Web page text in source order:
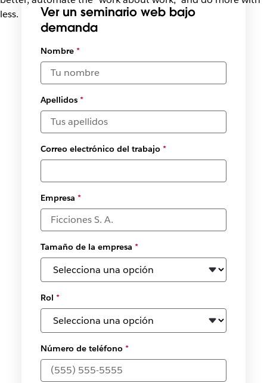
less.
Ver un seminario web bajo
demanda
Seleccionar
fechas y
zonas
horarias
disponibles
*
Nombre*
Apellidos*
Correo electrónico del trabajo*
Empresa *
Tamaño de la empresa *
Rol *
Número de teléfono*